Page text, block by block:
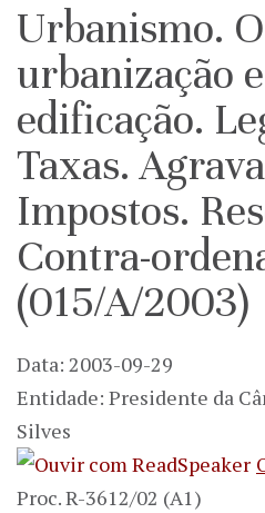
APRESENTAR
PT
Urbanismo.
urbanização
edificação.
Taxas.
Impostos.
Contra-
(015/A/2003)
Data: 2003-09-29
Entidade: Presidente da
Silves
Proc. R-3612/02 (A1)